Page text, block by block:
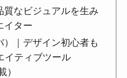
質なビジュアルを生み
イター
｜デザイン初心者も
イティブツール
）